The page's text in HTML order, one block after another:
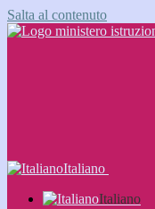
Salta al contenuto
Italiano
Italiano